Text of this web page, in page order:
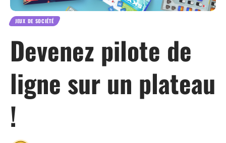
JEUX DE SOCIÉTÉ
Devenez pilote de
ligne sur un plateau
!